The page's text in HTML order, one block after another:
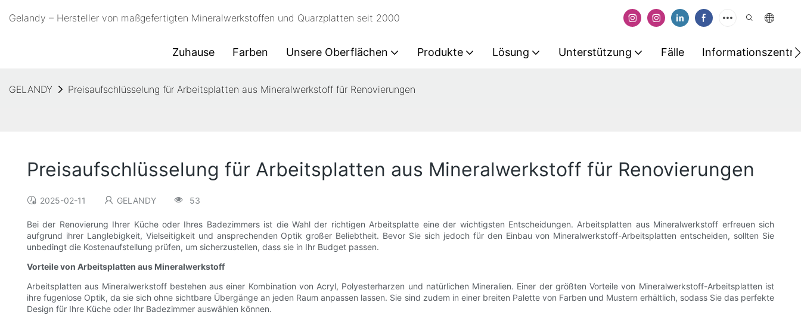
Gelandy – Hersteller von maßgefertigten Mineralwerkstoffen und Quarzplatten seit 2000
Zuhause Farben Unsere Oberflächen Produkte Lösung Unterstützung Fälle
GELANDY Preisaufschlüsselung für Arbeitsplatten aus Mineralwerkstoff für Renovierungen
Preisaufschlüsselung für Arbeitsplatten aus Mineralwerkstoff für Renovierungen
2025-02-11 GELANDY 53
Bei der Renovierung Ihrer Küche oder Ihres Badezimmers ist die Wahl der richtigen Arbeitsplatte eine der wichtigsten Entscheidungen. Arbeitsplatten aus Mineralwerkstoff erfreuen sich
aufgrund ihrer Langlebigkeit, Vielseitigkeit und ansprechenden Optik großer Beliebtheit. Bevor Sie sich jedoch für den Einbau von Mineralwerkstoff-Arbeitsplatten entscheiden, sollten Sie
unbedingt die Kostenaufstellung prüfen, um sicherzustellen, dass sie in Ihr Budget passen.
Vorteile von Arbeitsplatten aus Mineralwerkstoff
Arbeitsplatten aus Mineralwerkstoff bestehen aus einer Kombination von Acryl, Polyesterharzen und natürlichen Mineralien. Einer der größten Vorteile von Mineralwerkstoff-Arbeitsplatten ist
ihre fugenlose Optik, da sie sich ohne sichtbare Übergänge an jeden Raum anpassen lassen. Sie sind zudem in einer breiten Palette von Farben und Mustern erhältlich, sodass Sie das perfekte
Design für Ihre Küche oder Ihr Badezimmer auswählen können.